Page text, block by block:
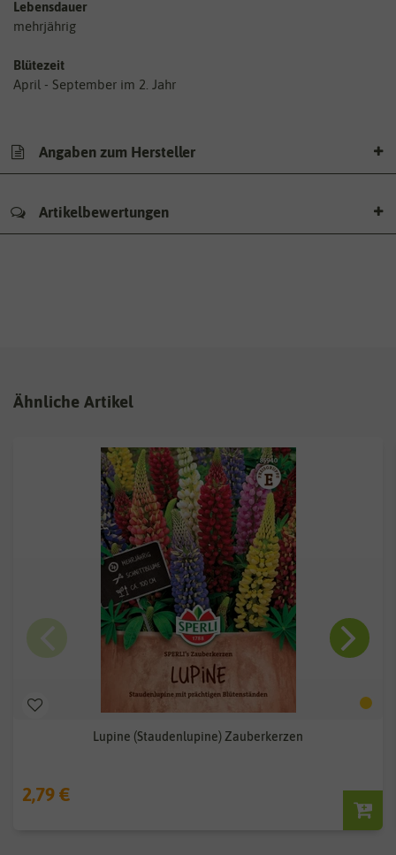
Lebensdauer
mehrjährig
Blütezeit
April - September im 2. Jahr
Angaben zum Hersteller
Artikelbewertungen
Ähnliche Artikel
Lupine (Staudenlupine) Zauberkerzen
2,79 €